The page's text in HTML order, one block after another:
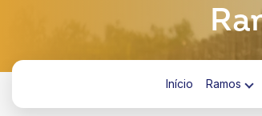
Início Ramos